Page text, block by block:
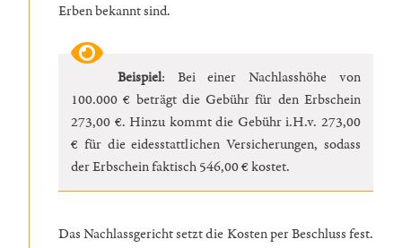
Erben bekannt sind.
Beispiel: Bei einer Nachlasshöhe von
100.000 € beträgt die Gebühr für den Erbschein
273,00 €. Hinzu kommt die Gebühr i.H.v. 273,00
€ für die eidesstattlichen Versicherungen, sodass
der Erbschein faktisch 546,00 € kostet.
Das Nachlassgericht setzt die Kosten per Beschluss fest.